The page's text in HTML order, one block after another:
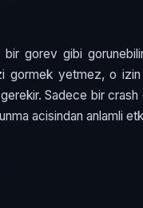
gorev gibi
gormek yetmez, o
Sadece bir
acisindan anlamli